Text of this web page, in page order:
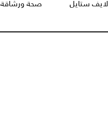
لايف ستايل صحة ورشاقة